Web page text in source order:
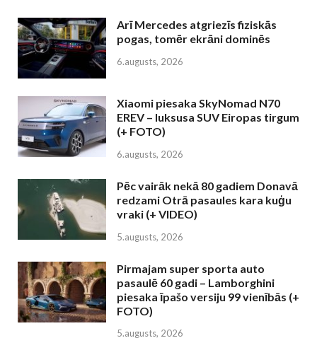
Arī Mercedes atgriezīs fiziskās
pogas, tomēr ekrāni dominēs
6.augusts, 2026
Xiaomi piesaka SkyNomad N70
EREV – luksusa SUV Eiropas tirgum
(+ FOTO)
6.augusts, 2026
Pēc vairāk nekā 80 gadiem Donavā
redzami Otrā pasaules kara kuģu
vraki (+ VIDEO)
5.augusts, 2026
Pirmajam super sporta auto
pasaulē 60 gadi – Lamborghini
piesaka īpašo versiju 99 vienībās (+
FOTO)
5.augusts, 2026